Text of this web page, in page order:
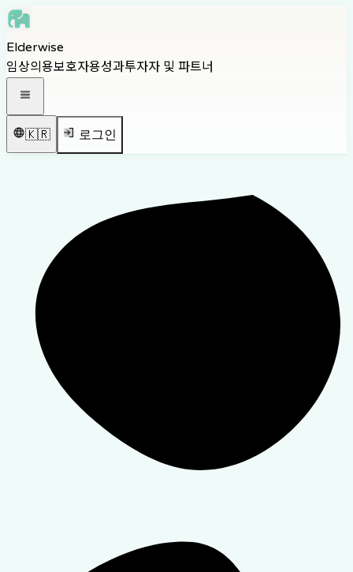
Skip to navigation
Skip to footer
Elderwise
임상의용보호자용성과투자자 및 파트너
🇰🇷 로그인